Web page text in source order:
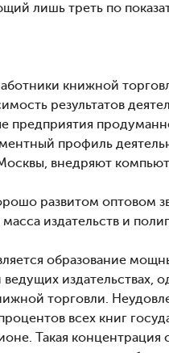
лишь треть по
книжной
результатов
предприятия
профиль
внедряют
развитом оптовом
издательств и
образование
издательствах,
торговли.
всех книг
Такая концентрация